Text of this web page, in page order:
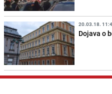
20.03.18.
Dojava o